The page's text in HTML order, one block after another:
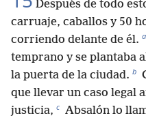
Después de todo
carruaje, caballos y 50
corriendo delante de él. a
temprano y se plantaba
la puerta de la ciudad. b
que llevar un caso legal
justicia, c Absalón lo